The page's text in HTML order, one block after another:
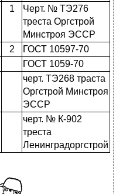
1
Черт. № ТЭ276
треста Оргстрой
Минстроя ЭССР
2
ГОСТ 10597-70
ГОСТ 1059-70
черт. TЭ268 траста
Оргстрой Минстроя
ЭССР
черт. № К-902
треста
Ленинградоргстрой